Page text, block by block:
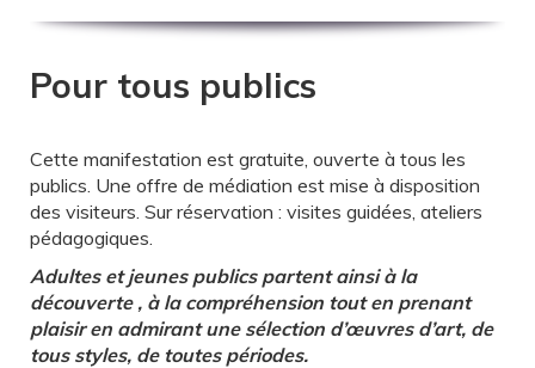
Pour tous publics
Cette manifestation est gratuite, ouverte à tous les
publics. Une offre de médiation est mise à disposition
des visiteurs. Sur réservation : visites guidées, ateliers
pédagogiques.
Adultes et jeunes publics partent ainsi à la
découverte , à la compréhension tout en prenant
plaisir en admirant une sélection d’œuvres d’art, de
tous styles, de toutes périodes.